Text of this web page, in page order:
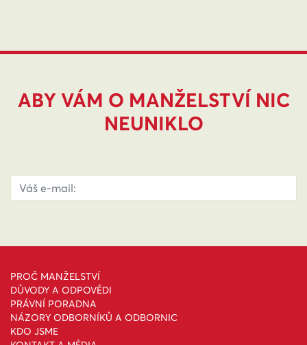
ABY VÁM O MANŽELSTVÍ NIC
NEUNIKLO
PROČ MANŽELSTVÍ
DŮVODY A ODPOVĚDI
PRÁVNÍ PORADNA
NÁZORY ODBORNÍKŮ A ODBORNIC
KDO JSME